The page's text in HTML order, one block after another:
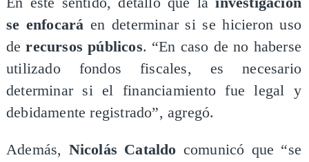
se enfocará en determinar si se hicieron uso
derecursos públicos. “En caso de no haberse
utilizado fondos fiscales, es necesario
determinar si el financiamiento fue legal y
debidamente registrado”, agregó.
Además, Nicolás Cataldo comunicó que “se